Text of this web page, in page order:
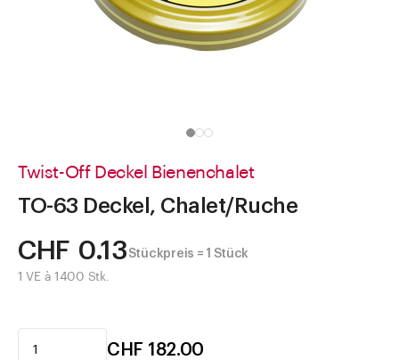
Twist-Off Deckel Bienenchalet
TO-63 Deckel, Chalet/Ruche
CHF 0.13 Stückpreis = 1 Stück
1 VE à 1400 Stk.
CHF 182.00